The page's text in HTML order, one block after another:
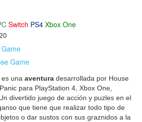
Switch PS4 Xbox One
Game
es unaaventura desarrollada por House
para PlayStation 4, Xbox One,
divertido juego de acción y puzles en el
que tiene que realizar todo tipo de
o dar sustos con sus graznidos a la